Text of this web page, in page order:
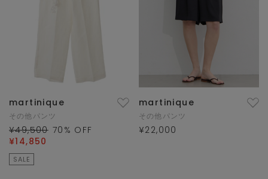
martinique
その他パンツ
¥49,500 70 % OFF
¥14,850
SALE
martinique
その他パンツ
¥22,000